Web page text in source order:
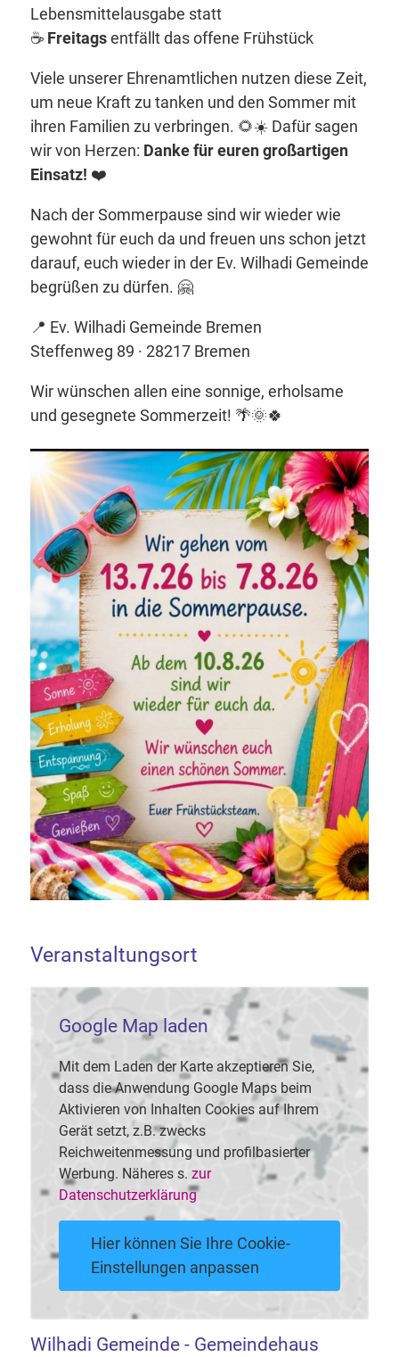
Lebensmittelausgabe statt
☕ Freitagsentfällt das offene Frühstück
Viele unserer Ehrenamtlichen nutzen diese Zeit,
um neue Kraft zu tanken und den Sommer mit
ihren Familien zu verbringen. 🌻☀️ Dafür sagen
wir von Herzen: Danke für euren großartigen
Einsatz! ❤️
Nach der Sommerpause sind wir wieder wie
gewohnt für euch da und freuen uns schon jetzt
darauf, euch wieder in der Ev. Wilhadi Gemeinde
begrüßen zu dürfen. 🤗
📍 Ev. Wilhadi Gemeinde Bremen
Steffenweg 89 · 28217 Bremen
Wir wünschen allen eine sonnige, erholsame
und gesegnete Sommerzeit! 🌴🌞🍀
Veranstaltungsort
Google Map laden
Mit dem Laden der Karte akzeptieren Sie,
dass die Anwendung Google Maps beim
Aktivieren von Inhalten Cookies auf Ihrem
Gerät setzt, z.B. zwecks
Reichweitenmessung und profilbasierter
Werbung. Näheres s. zur
Datenschutzerklärung
Hier können Sie Ihre Cookie-
Einstellungen anpassen
Wilhadi Gemeinde - Gemeindehaus